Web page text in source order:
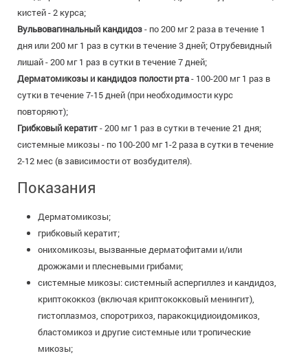
кистей - 2 курса;
Вульвовагинальный кандидоз- по 200 мг 2 раза в течение 1
дня или 200 мг 1 раз в сутки в течение 3 дней; Отрубевидный
лишай - 200 мг 1 раз в сутки в течение 7 дней;
Дерматомикозы и кандидоз полости рта- 100-200 мг 1 раз в
сутки в течение 7-15 дней (при необходимости курс
повторяют);
Грибковый кератит- 200 мг 1 раз в сутки в течение 21 дня;
системные микозы - по 100-200 мг 1-2 раза в сутки в течение
2-12 мес (в зависимости от возбудителя).
Показания
Дерматомикозы;
грибковый кератит;
онихомикозы, вызванные дерматофитами и/или
дрожжами и плесневыми грибами;
системные микозы: системный аспергиллез и кандидоз,
криптококкоз (включая криптококковый менингит),
гистоплазмоз, споротрихоз, паракокцидиоидомикоз,
бластомикоз и другие системные или тропические
микозы;